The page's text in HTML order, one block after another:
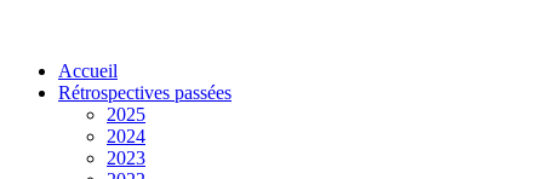
Accueil
Rétrospectives passées
2025
2024
2023